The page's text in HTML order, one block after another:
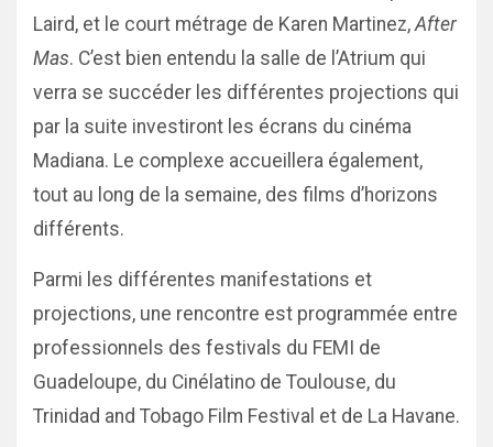
Laird, et le court métrage de Karen Martinez,After
Mas. C’est bien entendu la salle de l’Atrium qui
verra se succéder les différentes projections qui
par la suite investiront les écrans du cinéma
Madiana. Le complexe accueillera également,
tout au long de la semaine, des films d’horizons
différents.
Parmi les différentes manifestations et
projections, une rencontre est programmée entre
professionnels des festivals du FEMI de
Guadeloupe, du Cinélatino de Toulouse, du
Trinidad and Tobago Film Festival et de La Havane.